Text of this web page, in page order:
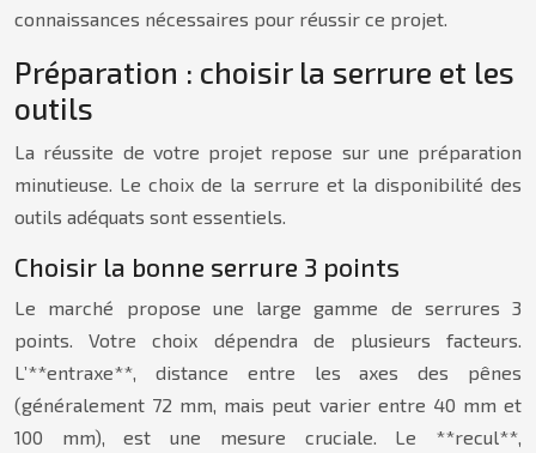
connaissances nécessaires pour réussir ce projet.
Préparation : choisir la serrure et les
outils
La réussite de votre projet repose sur une préparation
minutieuse. Le choix de la serrure et la disponibilité des
outils adéquats sont essentiels.
Choisir la bonne serrure 3 points
Le marché propose une large gamme de serrures 3
points. Votre choix dépendra de plusieurs facteurs.
L’**entraxe**, distance entre les axes des pênes
(généralement 72 mm, mais peut varier entre 40 mm et
100 mm), est une mesure cruciale. Le **recul**,